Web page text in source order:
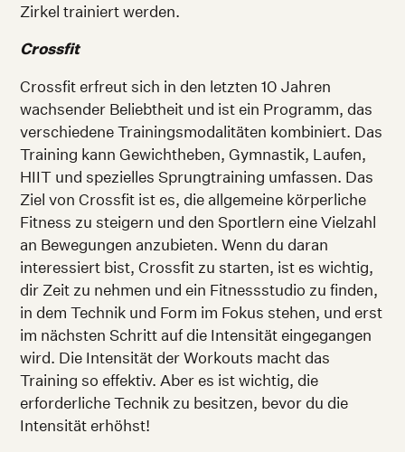
Zirkel trainiert werden.
Crossfit
Crossfit erfreut sich in den letzten 10 Jahren
wachsender Beliebtheit und ist ein Programm, das
verschiedene Trainingsmodalitäten kombiniert. Das
Training kann Gewichtheben, Gymnastik, Laufen,
HIIT und spezielles Sprungtraining umfassen. Das
Ziel von Crossfit ist es, die allgemeine körperliche
Fitness zu steigern und den Sportlern eine Vielzahl
an Bewegungen anzubieten. Wenn du daran
interessiert bist, Crossfit zu starten, ist es wichtig,
dir Zeit zu nehmen und ein Fitnessstudio zu finden,
in dem Technik und Form im Fokus stehen, und erst
im nächsten Schritt auf die Intensität eingegangen
wird. Die Intensität der Workouts macht das
Training so effektiv. Aber es ist wichtig, die
erforderliche Technik zu besitzen, bevor du die
Intensität erhöhst!